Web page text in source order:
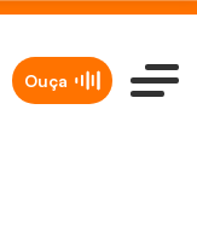
Ouça